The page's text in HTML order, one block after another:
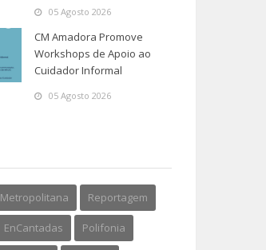
05 Agosto 2026
CM Amadora Promove
Workshops de Apoio ao
Cuidador Informal
05 Agosto 2026
Metropolitana Reportagem
EnCantadas Polifonia